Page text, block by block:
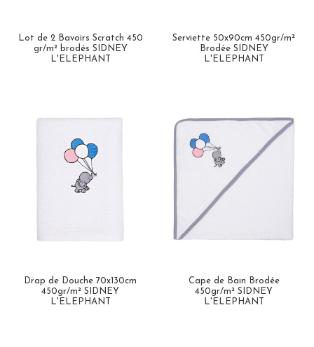
Lot de 2 Bavoirs Scratch 450
gr/m² brodés SIDNEY
L'ELEPHANT
Serviette 50x90cm 450gr/m²
Brodée SIDNEY
L'ELEPHANT
Drap de Douche 70x130cm
450gr/m² SIDNEY
L'ELEPHANT
Cape de Bain Brodée
450gr/m² SIDNEY
L'ELEPHANT